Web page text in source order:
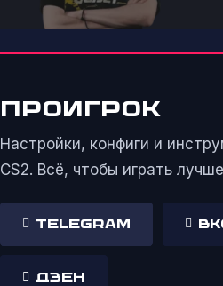
ПРОИГРОК
Настройки, конфиги и
CS2. Всё, чтобы играть
Telegram
Дзен